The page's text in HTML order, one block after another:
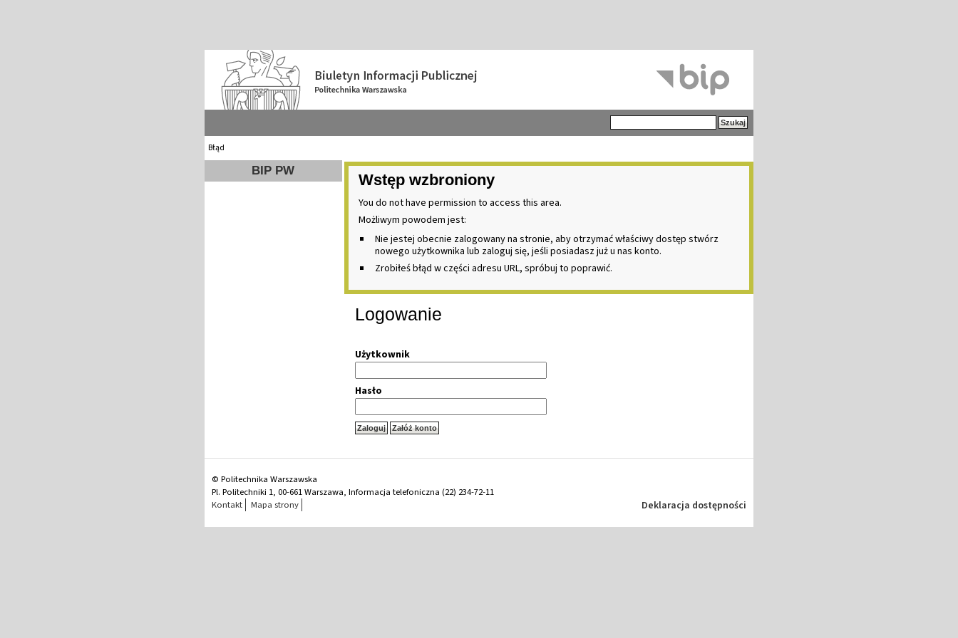
Błąd
BIP PW
Wstęp wzbroniony
You do not have permission to access this area.
Możliwym powodem jest:
Nie jestej obecnie zalogowany na stronie, aby otrzymać właściwy dostęp stwórz
nowego użytkownika lub zaloguj się, jeśli posiadasz już u nas konto.
Zrobiłeś błąd w części adresu URL, spróbuj to poprawić.
Logowanie
Użytkownik
Hasło
© Politechnika Warszawska
Pl. Politechniki 1, 00-661 Warszawa, Informacja telefoniczna (22) 234-72-11
Kontakt
Mapa strony Deklaracja dostępności